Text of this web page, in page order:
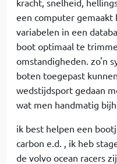
kracht, snelheid,
een computer gemaakt
variabelen in een
boot optimaal te
omstandigheden. zo'n
boten toegepast
wedstijdsport gedaan
wat men handmatig
ik best helpen een
carbon e.d. , ik heb
de volvo ocean racers